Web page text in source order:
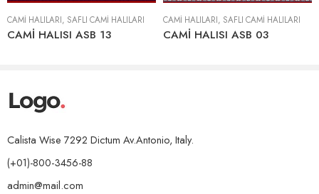
CAMİ HALILARI, SAFLI CAMI HALILARI
CAMİ HALISI ASB 13
CAMİ HALILARI, SAFLI CAMI HALILARI
CAMİ HALISI ASB 03
Calista Wise 7292 Dictum Av.Antonio, Italy.
(+01)-800-3456-88
admin@mail.com